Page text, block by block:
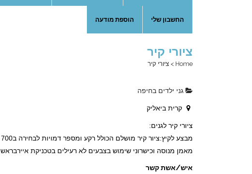
החשבון שלי הוספת מודעה
ציורי קיר
Home
> ציורי קיר
גני ילדים בחיפה
קרית ביאליק
ציורי קיר לגנים:
מבצע לקיץ:ציור קיר מושלם הכולל רקע ומספר דמויות לבחירה ב700 ש"ח בלבד כולל חומרים
מאמן מנוסה וכישרוני שימוש בצבעים לא רעילים בטכניקת איירבראש
איש/אשת קשר